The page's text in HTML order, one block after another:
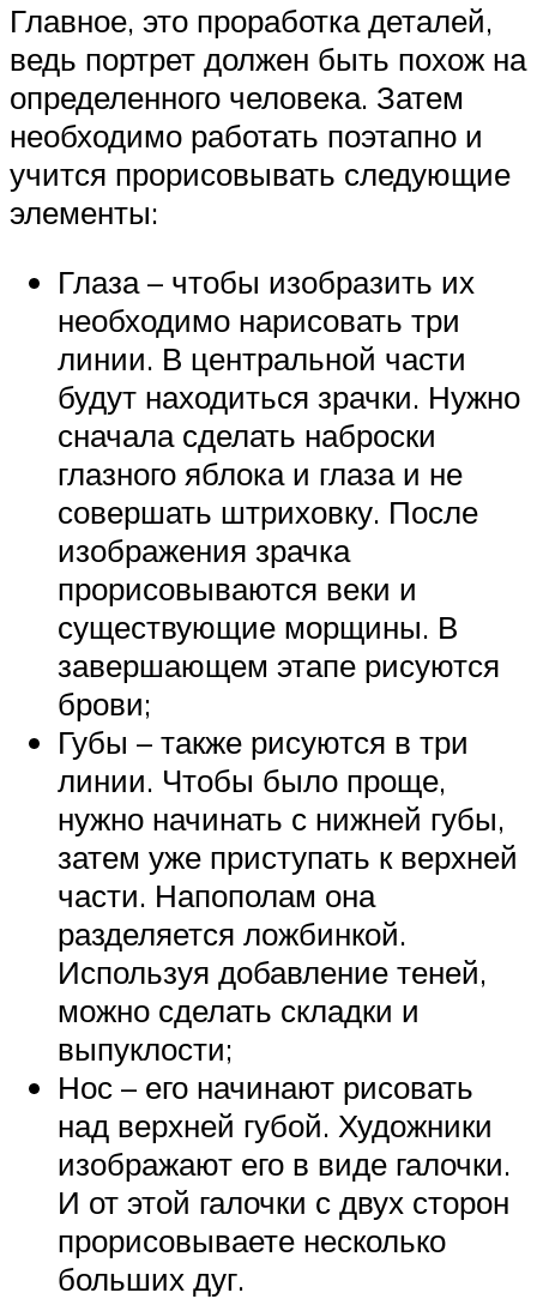
Главное, это проработка деталей,
ведь портрет должен быть похож на
определенного человека. Затем
необходимо работать поэтапно и
учится прорисовывать следующие
элементы:
Глаза – чтобы изобразить их
необходимо нарисовать три
линии. В центральной части
будут находиться зрачки. Нужно
сначала сделать наброски
глазного яблока и глаза и не
совершать штриховку. После
изображения зрачка
прорисовываются веки и
существующие морщины. В
завершающем этапе рисуются
брови;
Губы – также рисуются в три
линии. Чтобы было проще,
нужно начинать с нижней губы,
затем уже приступать к верхней
части. Напополам она
разделяется ложбинкой.
Используя добавление теней,
можно сделать складки и
выпуклости;
Нос – его начинают рисовать
над верхней губой. Художники
изображают его в виде галочки.
И от этой галочки с двух сторон
прорисовываете несколько
больших дуг.